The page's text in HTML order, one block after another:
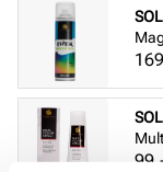
Pris
Pris